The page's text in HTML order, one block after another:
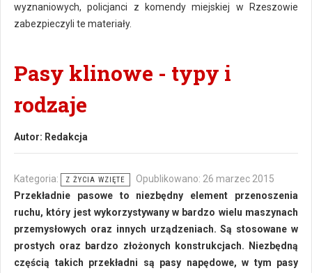
wyznaniowych, policjanci z komendy miejskiej w Rzeszowie
zabezpieczyli te materiały.
Pasy klinowe - typy i
rodzaje
Autor: Redakcja
Kategoria: Z ŻYCIA WZIĘTE
Opublikowano: 26 marzec 2015
Przekładnie pasowe to niezbędny element przenoszenia
ruchu, który jest wykorzystywany w bardzo wielu maszynach
przemysłowych oraz innych urządzeniach. Są stosowane w
prostych oraz bardzo złożonych konstrukcjach. Niezbędną
częścią takich przekładni są pasy napędowe, w tym pasy